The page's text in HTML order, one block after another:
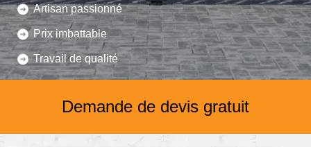
Artisan passionné
Prix imbattable
Travail de qualité
Demande de devis gratuit